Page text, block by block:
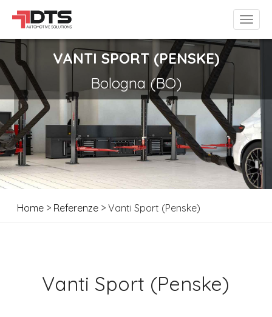
VANTI SPORT (PENSKE)
Bologna (BO)
Home > Referenze > Vanti Sport (Penske)
Vanti Sport (Penske)